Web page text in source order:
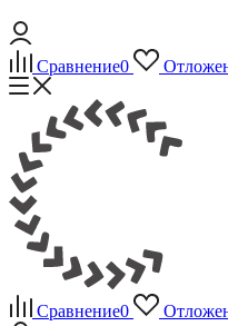
Сравнение0
Сравнение0